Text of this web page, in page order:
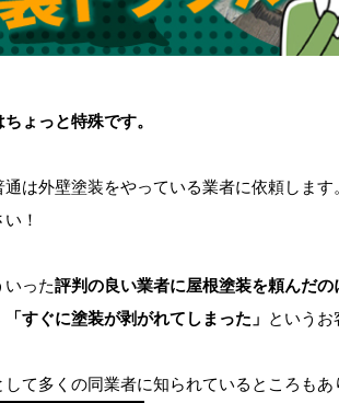
ょっと特殊です。
は外壁塗装をやっている業者に依頼します
！
った評判の良い業者に屋根塗装を頼んだ
すぐに塗装が剥がれてしまった」 というお
て多くの同業者に知られているところもあ